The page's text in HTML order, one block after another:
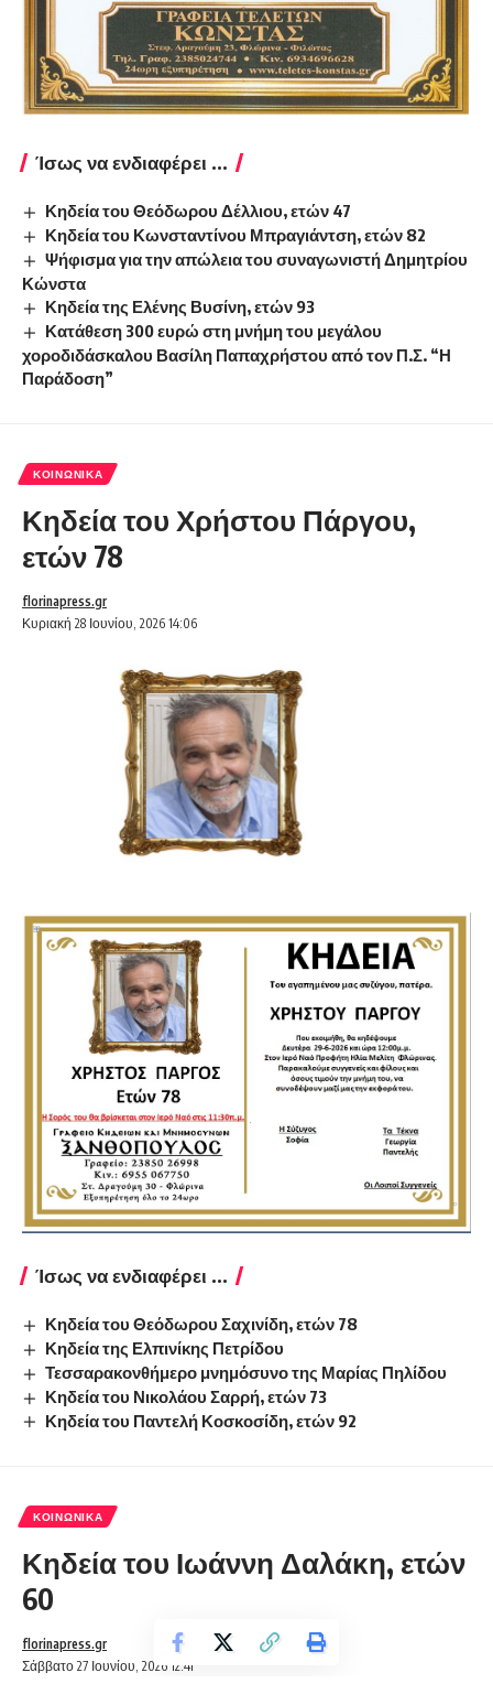
Ίσως να ενδιαφέρει ...
Κηδεία του Θεόδωρου Δέλλιου, ετών 47
Κηδεία του Κωνσταντίνου Μπραγιάντση, ετών 82
Ψήφισμα για την απώλεια του συναγωνιστή Δημητρίου
Κώνστα
Κηδεία της Ελένης Βυσίνη, ετών 93
Κατάθεση 300 ευρώ στη μνήμη του μεγάλου
χοροδιδάσκαλου Βασίλη Παπαχρήστου από τον Π.Σ. “Η
Παράδοση”
ΚΟΙΝΩΝΙΚΆ
Κηδεία του Χρήστου Πάργου,
ετών 78
Κυριακή 28 Ιουνίου, 2026 14:06
florinapress.gr
Ίσως να ενδιαφέρει ...
Κηδεία του Θεόδωρου Σαχινίδη, ετών 78
Κηδεία της Ελπινίκης Πετρίδου
Τεσσαρακονθήμερο μνημόσυνο της Μαρίας Πηλίδου
Κηδεία του Νικολάου Σαρρή, ετών 73
Κηδεία του Παντελή Κοσκοσίδη, ετών 92
ΚΟΙΝΩΝΙΚΆ
Κηδεία του Ιωάννη Δαλάκη, ετών
60
Σάββατο 27 Ιουνίου, 2026 12:41
florinapress.gr